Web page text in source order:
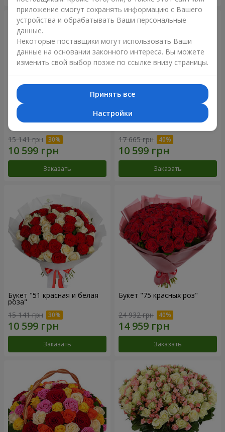
Букет "Нежный оттенок"
15 141 грн
Заказать
Цветы в коробке “Кадриль”
17 665 грн
Заказать
Букет "51 красная и белая
роза"
15 141 грн
Заказать
Букет "75 красных роз"
24 932 грн
Заказать
приложение смогут сохранять информацию с Вашего
устройства и обрабатывать Ваши персональные
данные.
Некоторые поставщики могут использовать Ваши
данные на основании законного интереса. Вы можете
изменить свой выбор позже по ссылке внизу страницы.
Принять все
Настройки